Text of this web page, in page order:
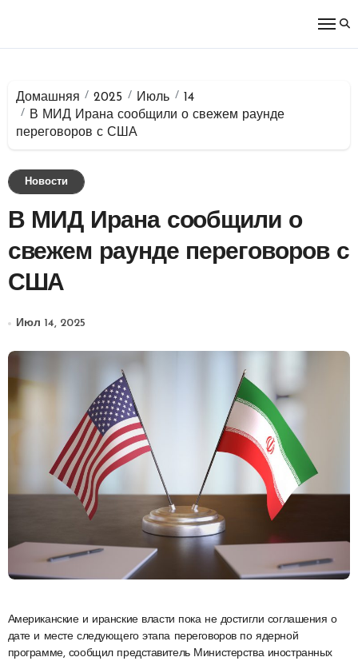
Домашняя 2025 Июль
14
В МИД Ирана сообщили о свежем раунде
переговоров с США
Новости
В МИД Ирана сообщили о
свежем раунде переговоров с
США
Июл 14, 2025
Американские и иранские власти пока не достигли соглашения о
дате и месте следующего этапа переговоров по ядерной
программе, сообщил представитель Министерства иностранных